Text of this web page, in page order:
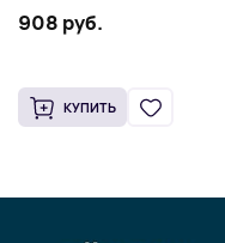
908 руб.
КУПИТЬ